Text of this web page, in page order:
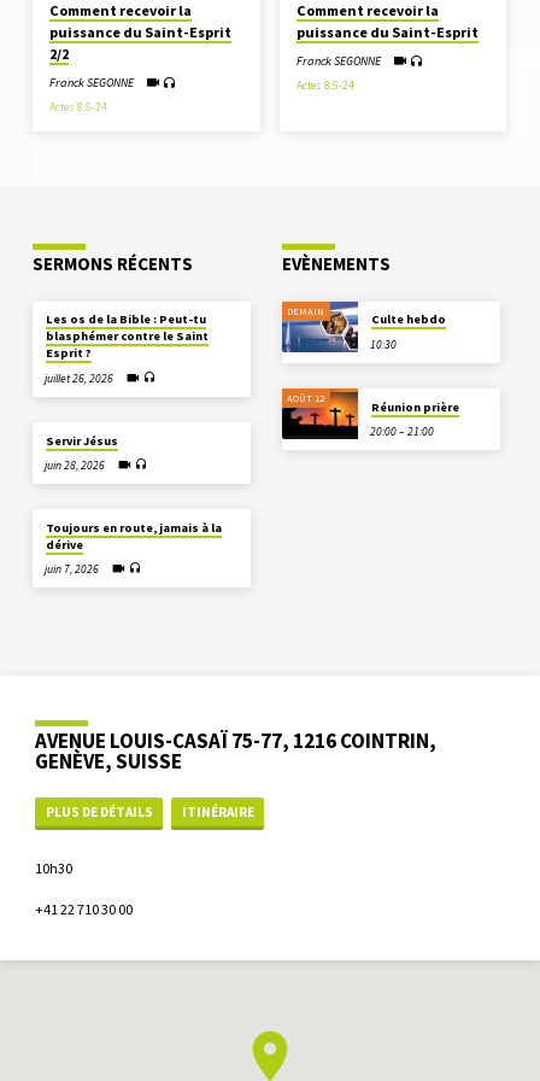
Comment recevoir la
puissance du Saint-Esprit
2/2
Franck SEGONNE
Actes 8:5-24
Comment recevoir la
puissance du Saint-Esprit
Franck SEGONNE
Actes 8:5-24
SERMONS RÉCENTS
Les os de la Bible : Peut-tu
blasphémer contre le Saint
Esprit ?
juillet 26, 2026
Servir Jésus
juin 28, 2026
Toujours en route, jamais à la
dérive
juin 7, 2026
EVÈNEMENTS
DEMAIN
Culte hebdo
10:30
AOÛT 12
Réunion prière
20:00 – 21:00
AVENUE LOUIS-CASAÏ 75-77, 1216 COINTRIN,
GENÈVE, SUISSE
PLUS DE DÉTAILS ITINÉRAIRE
10h30
+41 22 710 30 00